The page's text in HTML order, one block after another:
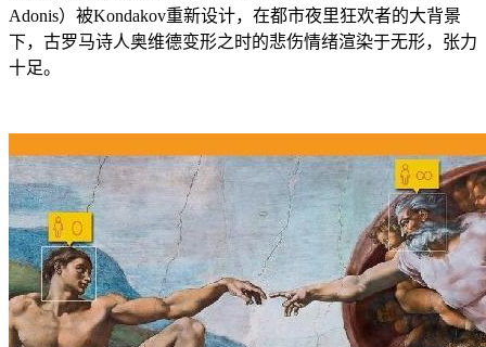
Adonis）被Kondakov重新设计，在都市夜里狂欢者的大背景
下，古罗马诗人奥维德变形之时的悲伤情绪渲染于无形，张力
十足。